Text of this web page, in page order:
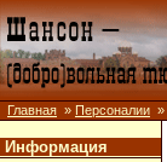
Главная » Персоналии »
Информация